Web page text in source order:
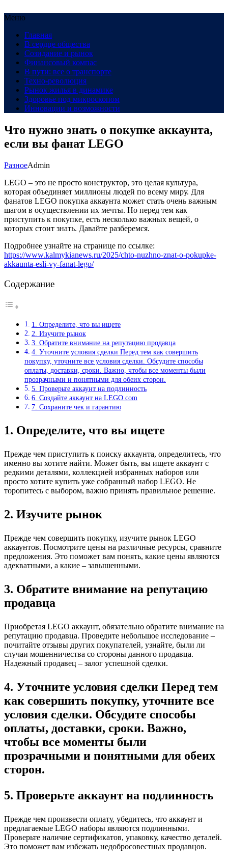
Меню
Главная
В сердце общества
Созидание и рынок
Финансовый компас
В пути: все о транспорте
Техно-революция
Рынок жилья в динамике
Здоровье под микроскопом
Инновации и возможности
Что нужно знать о покупке аккаунта,
если вы фанат LEGO
РазноеAdmin
LEGO – это не просто конструктор, это целая культура,
которая объединяет миллионы людей по всему миру. Для
фанатов LEGO покупка аккаунта может стать очень важным
шагом в осуществлении их мечты. Но перед тем как
приступить к покупке, есть несколько важных вещей, о
которых стоит знать. Давайте разберемся.
Подробнее узнайте на странице по ссылке:
https://www.kalmykianews.ru/2025/chto-nuzhno-znat-o-pokupke-
akkaunta-esli-vy-fanat-lego/
Содержание
1. Определите, что вы ищете
2. Изучите рынок
3. Обратите внимание на репутацию продавца
4. Уточните условия сделки Перед тем как совершить
покупку, уточните все условия сделки. Обсудите способы
оплаты, доставки, сроки. Важно, чтобы все моменты были
прозрачными и понятными для обеих сторон.
5. Проверьте аккаунт на подлинность
6. Создайте аккаунт на LEGO.com
7. Сохраните чек и гарантию
1. Определите, что вы ищете
Прежде чем приступить к поиску аккаунта, определитесь, что
именно вы хотите найти. Может быть, вы ищете аккаунт с
редкими деталями, коллекцией избранных наборов или
просто хотите купить уже собранный набор LEGO. Не
торопитесь с выбором, важно принять правильное решение.
2. Изучите рынок
Прежде чем совершить покупку, изучите рынок LEGO
аккаунтов. Посмотрите цены на различные ресурсы, сравните
предложения. Это поможет вам понять, какие цены являются
адекватными, а какие – завышенными.
3. Обратите внимание на репутацию
продавца
Приобретая LEGO аккаунт, обязательно обратите внимание на
репутацию продавца. Проведите небольшое исследование –
почитайте отзывы других покупателей, узнайте, были ли
случаи мошенничества со стороны данного продавца.
Надежный продавец – залог успешной сделки.
4. Уточните условия сделки Перед тем
как совершить покупку, уточните все
условия сделки. Обсудите способы
оплаты, доставки, сроки. Важно,
чтобы все моменты были
прозрачными и понятными для обеих
сторон.
5. Проверьте аккаунт на подлинность
Прежде чем произвести оплату, убедитесь, что аккаунт и
предлагаемые LEGO наборы являются подлинными.
Проверьте наличие сертификатов, упаковку, качество деталей.
Это поможет вам избежать недобросовестных продавцов.